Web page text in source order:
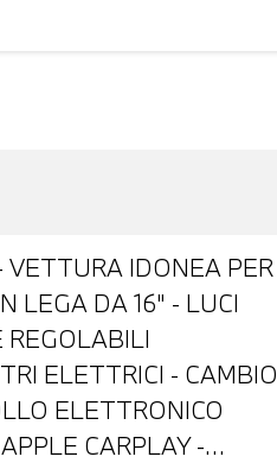
VETTURA IDONEA PER
LEGA DA 16" - LUCI
REGOLABILI
ELETTRICI - CAMBIO
ELETTRONICO
CARPLAY -